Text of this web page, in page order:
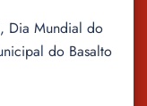
Dia Mundial do
do Basalto